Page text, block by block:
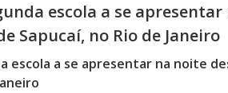
escola a se
Sapucaí, no Rio de Janeiro
escola a se apresentar na noite